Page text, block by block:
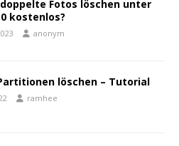
Fotos löschen unter
kostenlos?
anonym
löschen – Tutorial
ramhee